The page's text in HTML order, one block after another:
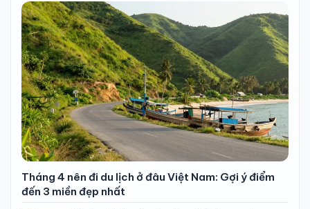
Tháng 4 nên đi du lịch ở đâu Việt Nam: Gợi ý điểm
đến 3 miền đẹp nhất